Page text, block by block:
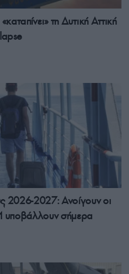
τη Δυτική Αττική
2026-2027: Ανοίγουν οι
υποβάλλουν σήμερα